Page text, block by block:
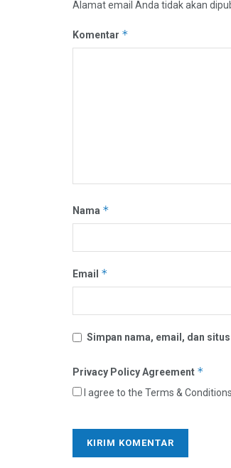
Alamat email Anda tidak akan
Komentar *
Nama *
Email *
Simpan nama, email, dan
Privacy Policy Agreement *
I agree to the Terms &